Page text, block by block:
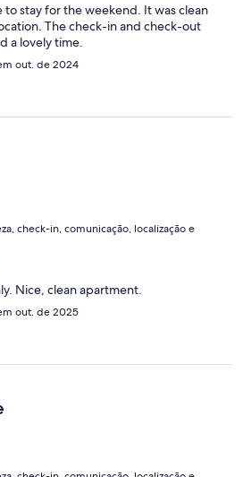
to stay for the weekend. It was clean
The check-in and check-out
a lovely time.
out. de 2024
check-in, comunicação, localização e
Nice, clean apartment.
out. de 2025